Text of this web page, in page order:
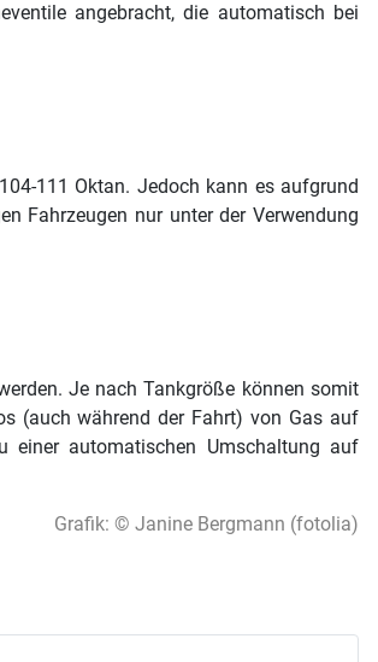
angebracht, die automatisch bei
111 Oktan. Jedoch kann es aufgrund
Fahrzeugen nur unter der Verwendung
Je nach Tankgröße können somit
(auch während der Fahrt) von Gas auf
einer automatischen Umschaltung auf
Grafik: © Janine Bergmann (fotolia)